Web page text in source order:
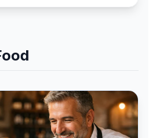
per i ristoratori, con